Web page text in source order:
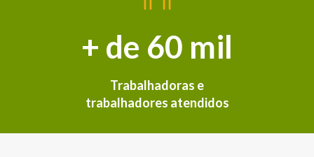
+ de 60 mil
Trabalhadoras e
trabalhadores atendidos